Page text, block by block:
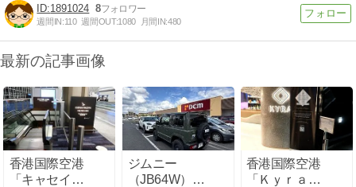
1891024 8
週間IN:110 週間OUT:1080 月間IN:480
最新の記事画像
香港国際空港
「キャセイパ
ジムニー
（JB64W）＆
香港国際空港
「Ｋｙｒａ・